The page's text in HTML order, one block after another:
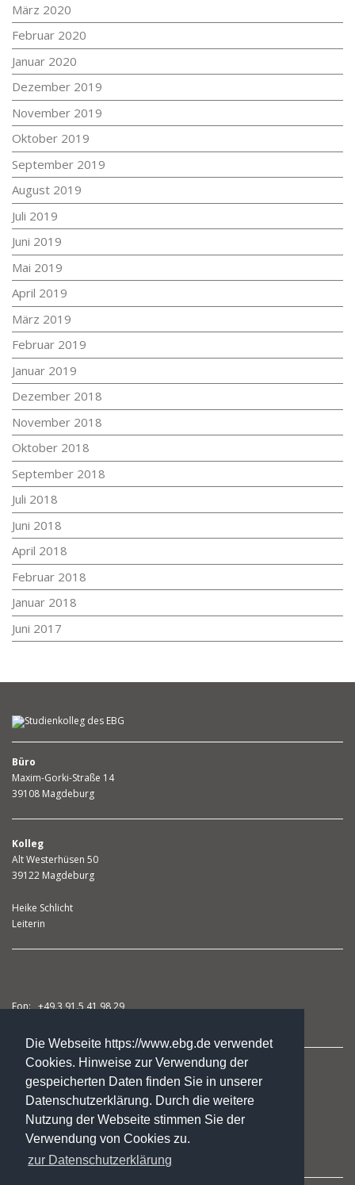
Die Webseite https://www.ebg.de verwendet
Cookies. Hinweise zur Verwendung der
gespeicherten Daten finden Sie in unserer
Datenschutzerklärung. Durch die weitere
Nutzung der Webseite stimmen Sie der
Verwendung von Cookies zu.
zur Datenschutzerklärung
März 2020
Februar 2020
Januar 2020
Dezember 2019
November 2019
Oktober 2019
September 2019
August 2019
Juli 2019
Juni 2019
Mai 2019
April 2019
März 2019
Februar 2019
Januar 2019
Dezember 2018
November 2018
Oktober 2018
September 2018
Juli 2018
Juni 2018
April 2018
Februar 2018
Januar 2018
Juni 2017
Büro
Maxim-Gorki-Straße 14
39108 Magdeburg
Kolleg
Alt Westerhüsen 50
39122 Magdeburg
Heike Schlicht
Leiterin
Fon: +49.3 91.5 41 98 29
Kursangebote
Das Kolleg